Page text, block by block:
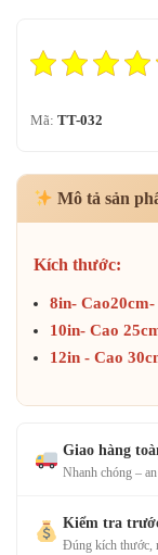
Mã: TT-032
Mô tả sản
Kích thước:
8in-
10in- Cao
12in - Cao
Giao hàng
Nhanh chóng –
Kiểm tra
Đúng kích thước,